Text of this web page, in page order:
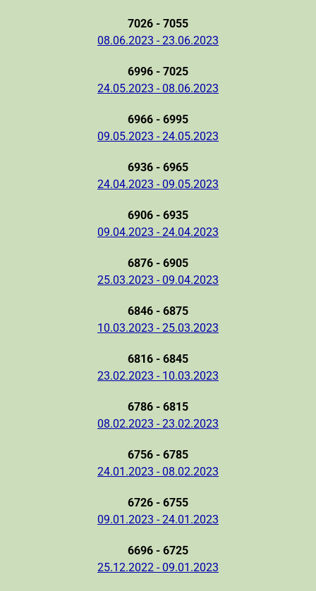
7026 - 7055
08.06.2023 - 23.06.2023
6996 - 7025
24.05.2023 - 08.06.2023
6966 - 6995
09.05.2023 - 24.05.2023
6936 - 6965
24.04.2023 - 09.05.2023
6906 - 6935
09.04.2023 - 24.04.2023
6876 - 6905
25.03.2023 - 09.04.2023
6846 - 6875
10.03.2023 - 25.03.2023
6816 - 6845
23.02.2023 - 10.03.2023
6786 - 6815
08.02.2023 - 23.02.2023
6756 - 6785
24.01.2023 - 08.02.2023
6726 - 6755
09.01.2023 - 24.01.2023
6696 - 6725
25.12.2022 - 09.01.2023